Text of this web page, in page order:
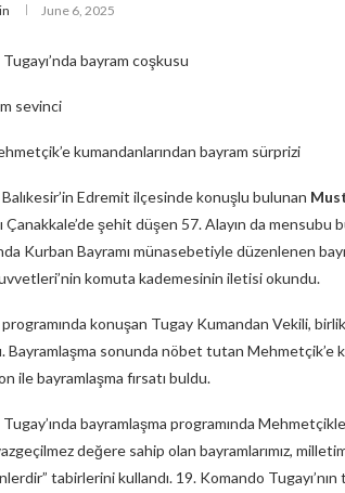
June 6, 2025
bayram coşkusu
sevinci
kumandanlarından bayram sürprizi
Edremit ilçesinde konuşlu bulunan
Çanakkale’de şehit düşen 57. Alayın da mensubu
Kurban Bayramı münasebetiyle düzenlenen
komuta kademesinin iletisi okundu.
programında konuşan Tugay Kumandan Vekili,
Bayramlaşma sonunda nöbet tutan Mehmetçik’e
ile bayramlaşma fırsatı buldu.
bayramlaşma programında
değere sahip olan bayramlarımız,
tabirlerini kullandı. 19. Komando